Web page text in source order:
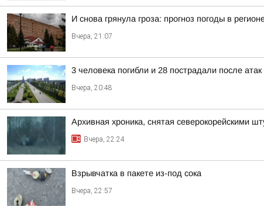
И снова грянула гроза: прогноз погоды в
Вчера, 21:07
3 человека погибли и 28 пострадали после
Вчера, 20:48
Архивная хроника, снятая северокорейскими
Вчера, 22:24
Взрывчатка в пакете из-под сока
Вчера, 22:57